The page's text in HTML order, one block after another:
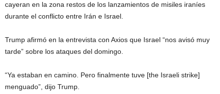
cayeran en la zona restos de los lanzamientos de misiles iraníes
durante el conflicto entre Irán e Israel.
Trump afirmó en la entrevista con Axios que Israel “nos avisó muy
tarde” sobre los ataques del domingo.
“Ya estaban en camino. Pero finalmente tuve [the Israeli strike]
menguado”, dijo Trump.